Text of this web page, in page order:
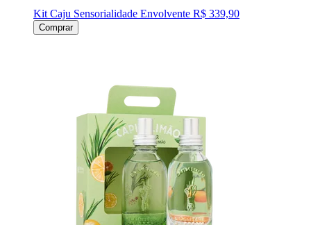
Kit Caju Sensorialidade Envolvente R$ 339,90
Comprar